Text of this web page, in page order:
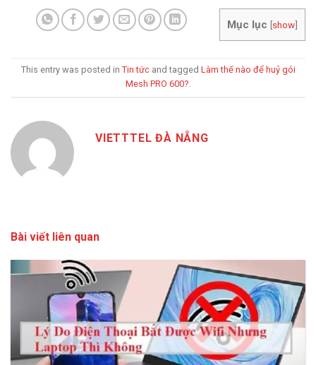
Mục lục [show]
This entry was posted in Tin tứcand tagged Làm thế nào để huỷ gói
Mesh PRO 600?.
VIETTTEL ĐÀ NẴNG
Bài viết liên quan